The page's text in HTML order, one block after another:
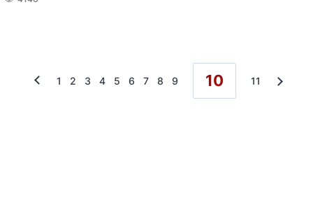
1 2 3 4 5 6 7 8 9 10 11